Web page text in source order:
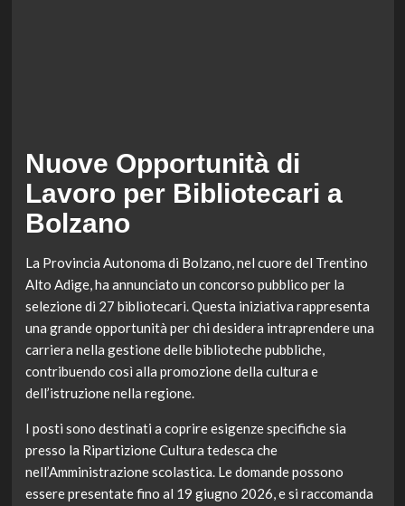
Nuove Opportunità di
Lavoro per Bibliotecari a
Bolzano
La Provincia Autonoma di Bolzano, nel cuore del Trentino
Alto Adige, ha annunciato un concorso pubblico per la
selezione di 27 bibliotecari. Questa iniziativa rappresenta
una grande opportunità per chi desidera intraprendere una
carriera nella gestione delle biblioteche pubbliche,
contribuendo così alla promozione della cultura e
dell’istruzione nella regione.
I posti sono destinati a coprire esigenze specifiche sia
presso la Ripartizione Cultura tedesca che
nell’Amministrazione scolastica. Le domande possono
essere presentate fino al 19 giugno 2026, e si raccomanda